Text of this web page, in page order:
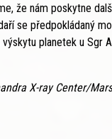
že nám poskytne
se předpokládaný
planetek u Sgr
X-ray Center/